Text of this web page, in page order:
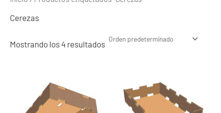
Cerezas
Mostrando los 4 resultados